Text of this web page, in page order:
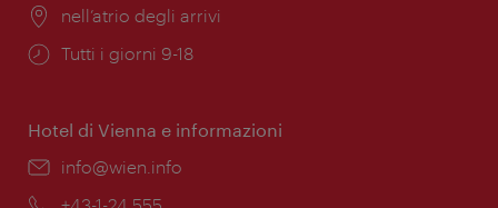
Posizione:
nell’atrio degli arrivi
Orari
Tutti i giorni 9-18
Hotel di Vienna e informazioni
Email:
info@wien.info